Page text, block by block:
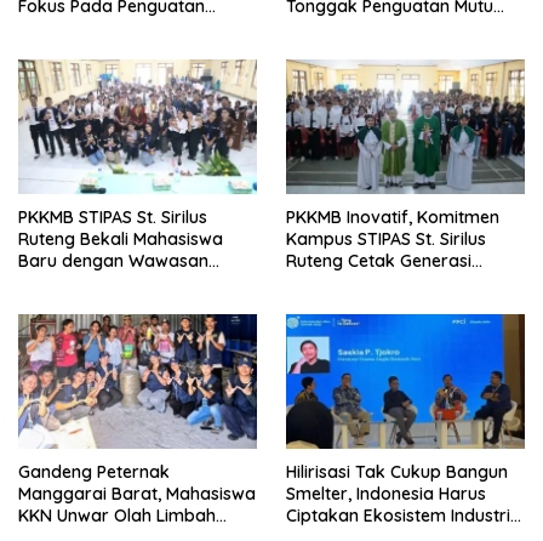
Fokus Pada Penguatan
Tonggak Penguatan Mutu
PKKMB STIPAS St. Sirilus
Ruteng Bekali Mahasiswa
Baru dengan Wawasan
PKKMB Inovatif, Komitmen
Kampus STIPAS St. Sirilus
Ruteng Cetak Generasi
Gandeng Peternak
Manggarai Barat, Mahasiswa
KKN Unwar Olah Limbah
Hilirisasi Tak Cukup Bangun
Smelter, Indonesia Harus
Ciptakan Ekosistem Industri